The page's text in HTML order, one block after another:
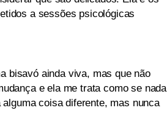
a sessões psicológicas
bisavó ainda viva, mas que não
e ela me trata como se nada
coisa diferente, mas nunca